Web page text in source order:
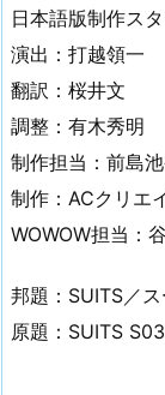
日本語版制作ス
演出：打越領一
翻訳：桜井文
調整：有木秀明
制作担当：前島
制作：ACクリエ
WOWOW担当：
邦題：SUITS／ス
原題：SUITS